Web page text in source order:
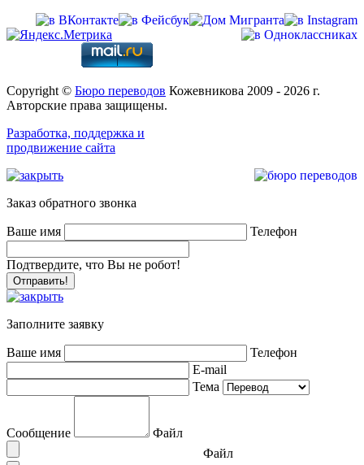
Copyright © Бюро переводов Кожевникова 2009 - 2026 г.
Авторские права защищены.
Разработка, поддержка и
продвижение сайта
Заказ обратного звонка
Ваше имя Телефон
Подтвердите, что Вы не робот!
Заполните заявку
Ваше имя
Телефон
E-mail
Тема
Сообщение
Файл
Файл